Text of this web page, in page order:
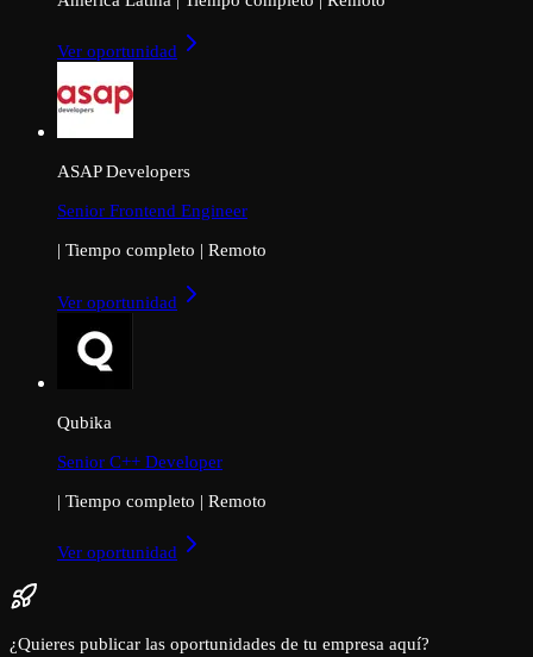
Ver oportunidad
ASAP Developers
Senior Frontend Engineer
| Tiempo completo | Remoto
Ver oportunidad
Qubika
Senior C++ Developer
| Tiempo completo | Remoto
Ver oportunidad
¿Quieres publicar las oportunidades de tu empresa aquí?